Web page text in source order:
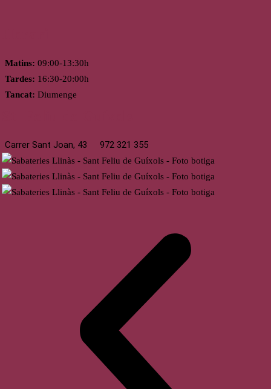
Matins: 09:00-13:30h
Tardes: 16:30-20:00h
Tancat: Diumenge
Carrer Sant Joan, 43 972 321 355